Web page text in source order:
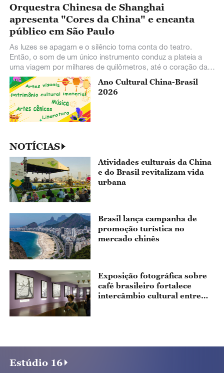
Filmes brasileiros brilham no Festival
Internacional de Cinema de Shanghai
Inseridos no pacote especial para o Ano Cultural China-Brasil
2026, nove filmes brasileiros brilharam na 28 edição do
Festival Internacional de Cinema de Shanghai.
Ano Cultural China-Brasil
2026
NOTÍCIAS
Atividades culturais da China
e do Brasil revitalizam vida
urbana
Brasil lança campanha de
promoção turística no
mercado chinês
Exposição fotográfica sobre
café brasileiro fortalece
intercâmbio cultural entre
Estúdio 16